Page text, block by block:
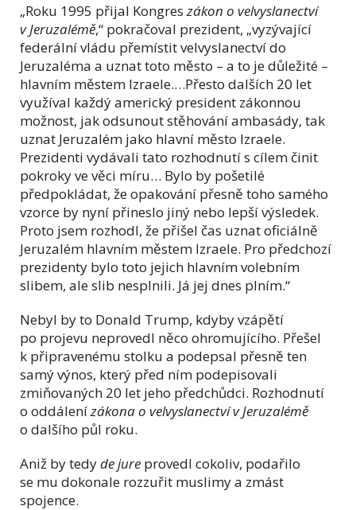
„Roku 1995 přijal Kongres zákon o velvyslanectví
v Jeruzalémě,“ pokračoval prezident, „vyzývající
federální vládu přemístit velvyslanectví do
Jeruzaléma a uznat toto město – a to je důležité –
hlavním městem Izraele.…Přesto dalších 20 let
využíval každý americký president zákonnou
možnost, jak odsunout stěhování ambasády, tak
uznat Jeruzalém jako hlavní město Izraele.
Prezidenti vydávali tato rozhodnutí s cílem činit
pokroky ve věci míru… Bylo by pošetilé
předpokládat, že opakování přesně toho samého
vzorce by nyní přineslo jiný nebo lepší výsledek.
Proto jsem rozhodl, že přišel čas uznat oficiálně
Jeruzalém hlavním městem Izraele. Pro předchozí
prezidenty bylo toto jejich hlavním volebním
slibem, ale slib nesplnili. Já jej dnes plním.“
Nebyl by to Donald Trump, kdyby vzápětí
po projevu neprovedl něco ohromujícího. Přešel
k připravenému stolku a podepsal přesně ten
samý výnos, který před ním podepisovali
zmiňovaných 20 let jeho předchůdci. Rozhodnutí
o oddálenízákona o velvyslanectví v Jeruzalémě
o dalšího půl roku.
Aniž by tedyde jure provedl cokoliv, podařilo
se mu dokonale rozzuřit muslimy a zmást
spojence.